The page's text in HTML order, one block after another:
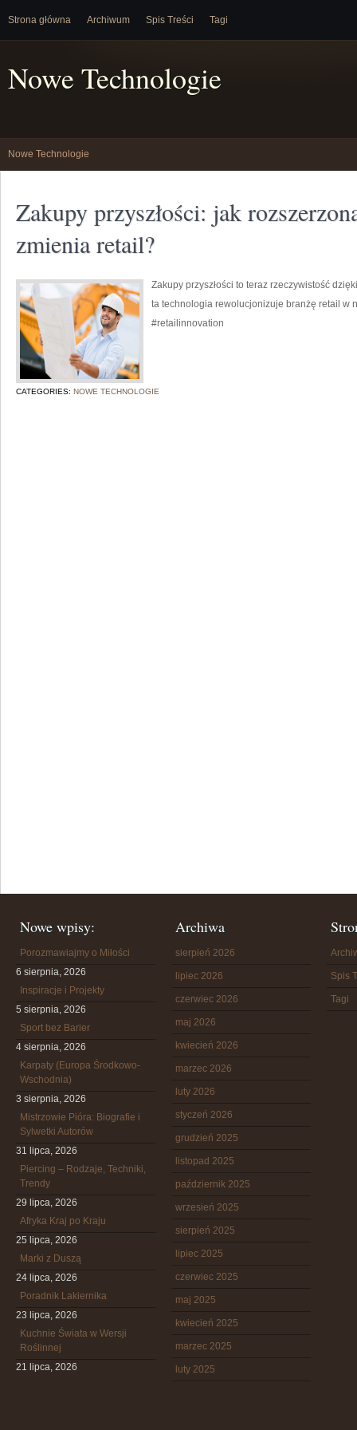
Strona główna Archiwum Spis Treści Tagi
Nowe Technologie
Nowe Technologie
Zakupy przyszłości: jak
zmienia retail?
Zakupy przyszłości to teraz rzeczywistość
ta technologia rewolucjonizuje branżę retail w
#retailinnovation
CATEGORIES: NOWE TECHNOLOGIE
Nowe wpisy:
Porozmawiajmy o Miłości
6 sierpnia, 2026
Inspiracje i Projekty
5 sierpnia, 2026
Sport bez Barier
4 sierpnia, 2026
Karpaty (Europa Środkowo-
Wschodnia)
3 sierpnia, 2026
Mistrzowie Pióra: Biografie i
Sylwetki Autorów
31 lipca, 2026
Piercing – Rodzaje, Techniki,
Trendy
29 lipca, 2026
Afryka Kraj po Kraju
25 lipca, 2026
Marki z Duszą
24 lipca, 2026
Poradnik Lakiernika
23 lipca, 2026
Kuchnie Świata w Wersji
Roślinnej
21 lipca, 2026
Archiwa
sierpień 2026
lipiec 2026
czerwiec 2026
maj 2026
kwiecień 2026
marzec 2026
luty 2026
styczeń 2026
grudzień 2025
listopad 2025
październik 2025
wrzesień 2025
sierpień 2025
lipiec 2025
czerwiec 2025
maj 2025
kwiecień 2025
marzec 2025
luty 2025
Spis
Tagi